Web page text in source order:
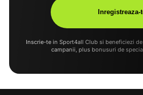
Inscrie-te in Sport4all Club si beneficiezi
campanii, plus bonusuri de